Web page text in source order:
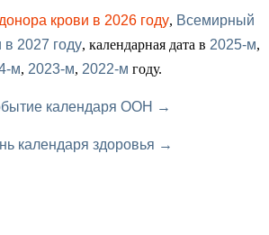
крови в 2026 году, Всемирный
в 2027 году, календарная дата в 2025-м,
м, 2023-м, 2022-м году.
календаря ООН →
календаря здоровья →